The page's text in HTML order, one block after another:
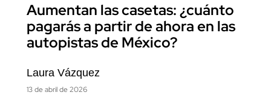
Aumentan las casetas: ¿cuánto
pagarás a partir de ahora en las
autopistas de México?
Laura Vázquez
13 de abril de 2026